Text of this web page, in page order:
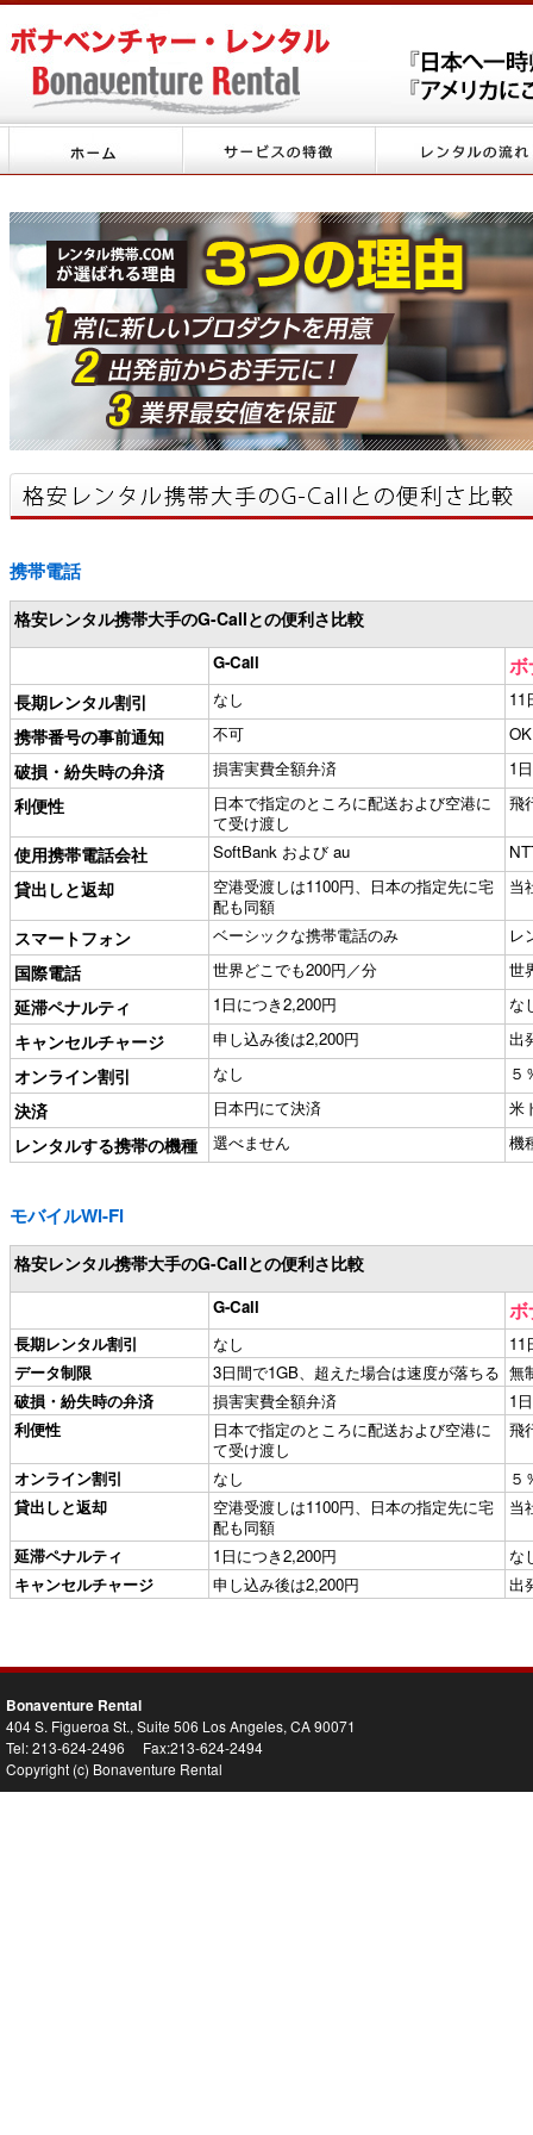
携帯電話
格安レンタル携帯大手のG-Callとの便利さ比較
G-Call ボ
長期レンタル割引 なし 11
携帯番号の事前通知 不可 OK
破損・紛失時の弁済 損害実費全額弁済 1
利便性
日本で指定のところに配送および空港に
て受け渡し
飛
使用携帯電話会社 SoftBank および au
貸出しと返却
空港受渡しは1100円、日本の指定先に宅
配も同額
当
スマートフォン ベーシックな携帯電話のみ レ
国際電話 世界どこでも200円／分 世
延滞ペナルティ 1日につき2,200円 な
キャンセルチャージ 申し込み後は2,200円 出
オンライン割引 なし ５
決済 日本円にて決済 米
レンタルする携帯の機種 選べません 機
モバイルWi-Fi
格安レンタル携帯大手のG-Callとの便利さ比較
G-Call ボ
長期レンタル割引 なし
11
データ制限
3日間で1GB、超えた場合は速度が落ちる 無
破損・紛失時の弁済
損害実費全額弁済
1
利便性
日本で指定のところに配送および空港に
て受け渡し
飛
オンライン割引 なし
５
貸出しと返却
空港受渡しは1100円、日本の指定先に宅
配も同額
当
延滞ペナルティ 1日につき2,200円
な
キャンセルチャージ
申し込み後は2,200円 出
Bonaventure Rental
404 S. Figueroa St., Suite 506 Los Angeles, CA 90071
Tel: 213-624-2496 Fax:213-624-2494
Copyright (c) Bonaventure Rental